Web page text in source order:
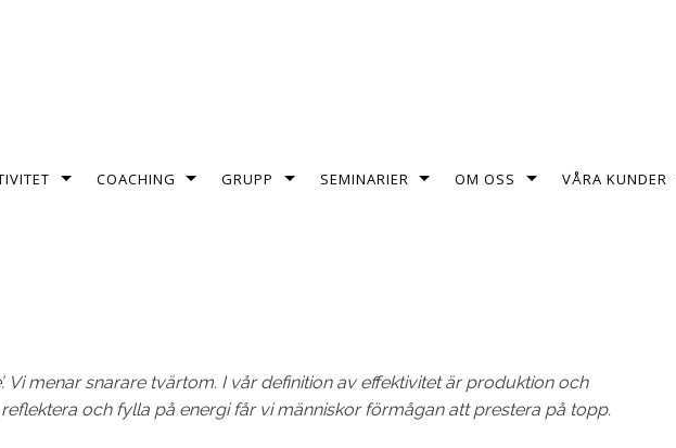
COACHING GRUPP SEMINARIER OM OSS VÅRA KUNDER
Vi menar snarare tvärtom. I vår definition av effektivitet är produktion och
och fylla på energi får vi människor förmågan att prestera på topp.